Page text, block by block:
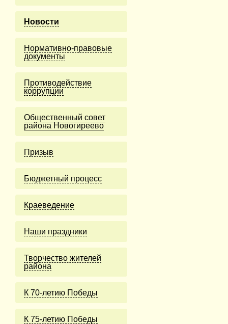
Новости
Нормативно-правовые
документы
Противодействие
коррупции
Общественный совет
района Новогиреево
Призыв
Бюджетный процесс
Краеведение
Наши праздники
Творчество жителей
района
К 70-летию Победы
К 75-летию Победы